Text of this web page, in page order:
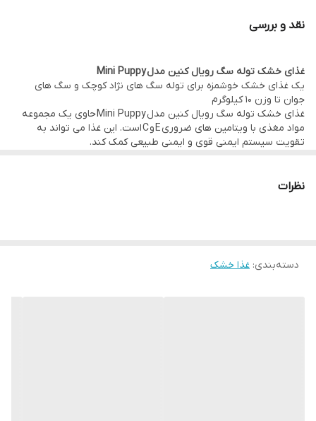
سرشار از ویتامین و آنتی اکسیدان ها
نقد و بررسی
غذای خشک توله سگ رویال کنین مدل Mini Puppy
یک غذای خشک خوشمزه برای توله سگ های نژاد کوچک و سگ های
جوان تا وزن 10 کیلوگرم
غذای خشک توله سگ رویال کنین مدل Mini Puppy حاوی یک مجموعه
مواد مغذی با ویتامین های ضروری E و C است. این غذا می تواند به
تقویت سیستم ایمنی قوی و ایمنی طبیعی کمک کند.
کاهش خطر ابتلا به اضافه وزن کمک می کند.
نظرات
دسته‌بندی: غذا خشک